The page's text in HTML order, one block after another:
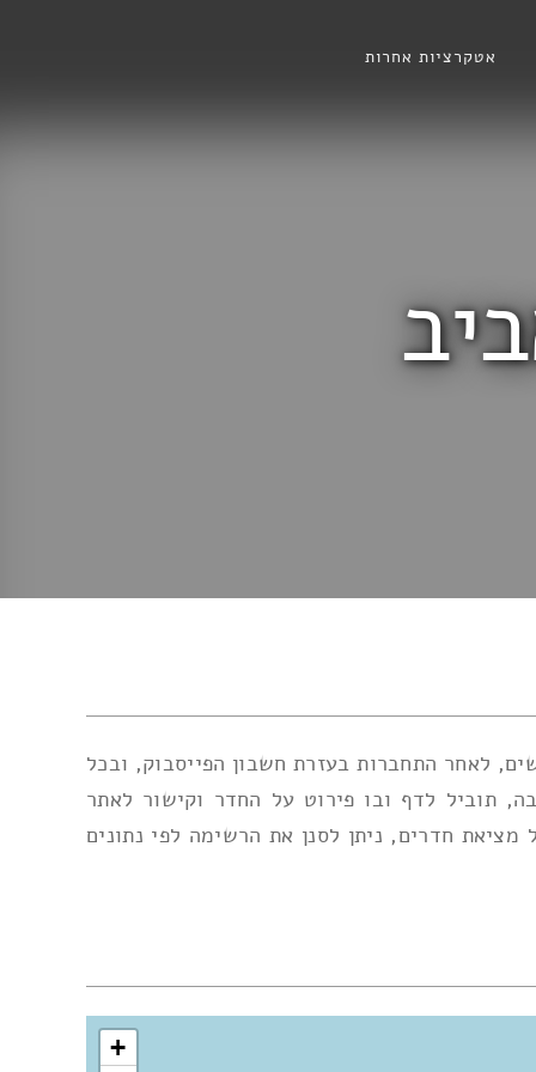
אטקרציות אחרות
לאחר התחברות בעזרת חשבון הפייסבוק, ובכל
תוביל לדף ובו פירוט על החדר וקישור לאתר
חדרים, ניתן לסנן את הרשימה לפי נתונים
+